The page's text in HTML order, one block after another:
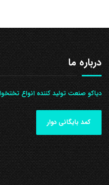
درباره ما
دیاکو صنعت تولید کننده انواع
کمد بایگانی دوار